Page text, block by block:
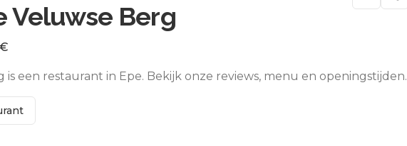
Veluwse Berg
is een restaurant in Epe. Bekijk onze reviews, menu en openingstijden.